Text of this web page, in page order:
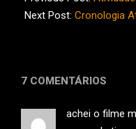
09
Next Post: Cronologia
7 COMENTÁRIOS
achei o filme